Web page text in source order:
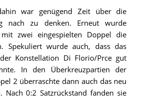
war genügend Zeit über die
nach zu denken. Erneut wurde
zwei eingespielten Doppel die
Spekuliert wurde auch, dass das
Konstellation Di Florio/Prce gut
In den Überkreuzpartien der
2 überraschte dann auch das neu
Nach 0:2 Satzrückstand fanden sie